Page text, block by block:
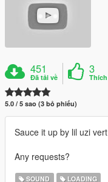
451
Đã tải về
3
Thích
5.0 / 5 sao (3 bỏ phiếu)
Sauce it up by lil uzi vert
Any requests?
SOUND LOADING